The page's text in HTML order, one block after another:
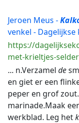
Jeroen Meus -
venkel - Dagelijkse
https://
met-krieltjes-
... n.Verzamel de
en giet er een
peper en grof
marinade.Maak
werkblad. Leg het